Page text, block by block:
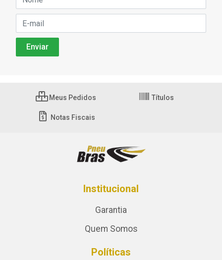
Meus Pedidos Títulos
Notas Fiscais
Institucional
Garantia
Quem Somos
Políticas